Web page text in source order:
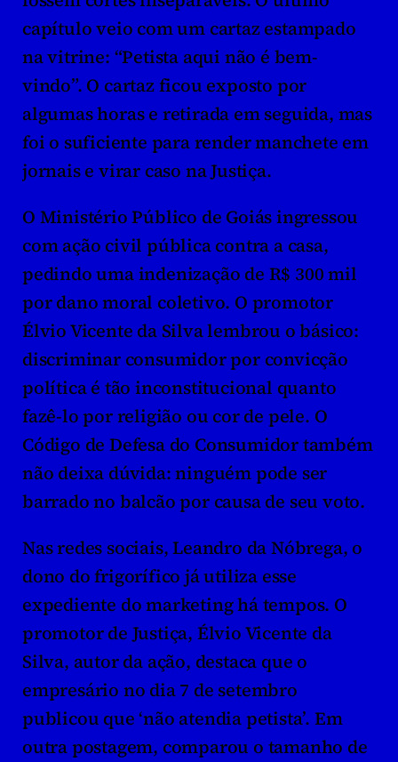
capítulo veio com um cartaz estampado
na vitrine: “Petista aqui não é bem-
vindo”. O cartaz ficou exposto por
algumas horas e retirada em seguida, mas
foi o suficiente para render manchete em
jornais e virar caso na Justiça.
O Ministério Público de Goiás ingressou
com ação civil pública contra a casa,
pedindo uma indenização de R$ 300 mil
por dano moral coletivo. O promotor
Élvio Vicente da Silva lembrou o básico:
discriminar consumidor por convicção
política é tão inconstitucional quanto
fazê-lo por religião ou cor de pele. O
Código de Defesa do Consumidor também
não deixa dúvida: ninguém pode ser
barrado no balcão por causa de seu voto.
Nas redes sociais, Leandro da Nóbrega, o
dono do frigorífico já utiliza esse
expediente do marketing há tempos. O
promotor de Justiça, Élvio Vicente da
Silva, autor da ação, destaca que o
empresário no dia 7 de setembro
publicou que ‘não atendia petista’. Em
outra postagem, comparou o tamanho de